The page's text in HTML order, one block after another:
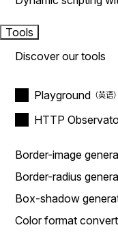
Tools
Discover our tools
Playground
HTTP
Border-image
Border-radius
Box-shadow
Color format